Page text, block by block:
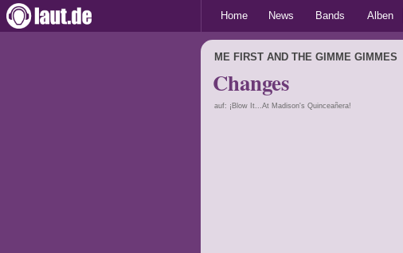
Home News Bands Alben
ME FIRST AND THE GIMME GIMMES
Changes
auf: ¡Blow It...At Madison's Quinceañera!